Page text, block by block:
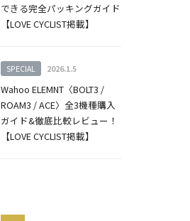
できる完全パッキングガイド
【LOVE CYCLIST掲載】
SPECIAL 2026.1.5
Wahoo ELEMNT〈BOLT3 /
ROAM3 / ACE〉全3機種購入
ガイド&徹底比較レビュー！
【LOVE CYCLIST掲載】